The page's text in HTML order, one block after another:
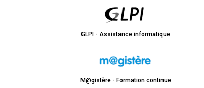
GLPI - Assistance informatique
M@gistère - Formation continue